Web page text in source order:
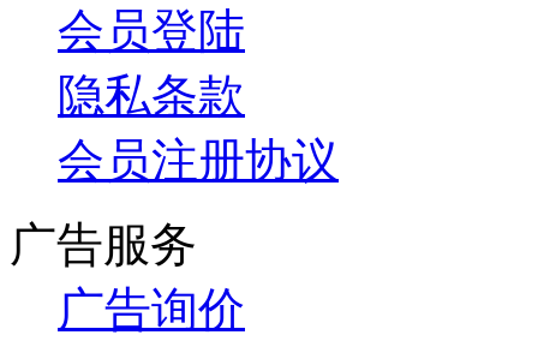
会员登陆
隐私条款
会员注册协议
广告服务
广告询价